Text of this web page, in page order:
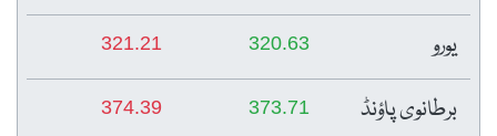
یورو 320.63
321.21
برطانوی پاؤنڈ 373.71
374.39